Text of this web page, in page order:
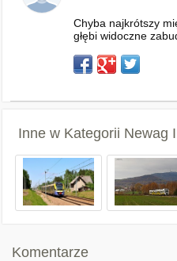
Chyba najkrótszy
głębi widoczne
Inne w Kategorii Newag
Komentarze